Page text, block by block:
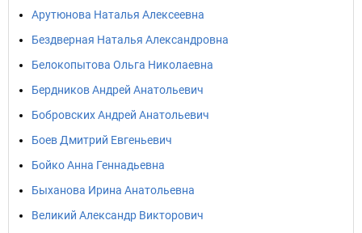
Арутюнова Наталья Алексеевна
Бездверная Наталья Александровна
Белокопытова Ольга Николаевна
Бердников Андрей Анатольевич
Бобровских Андрей Анатольевич
Боев Дмитрий Евгеньевич
Бойко Анна Геннадьевна
Быханова Ирина Анатольевна
Великий Александр Викторович